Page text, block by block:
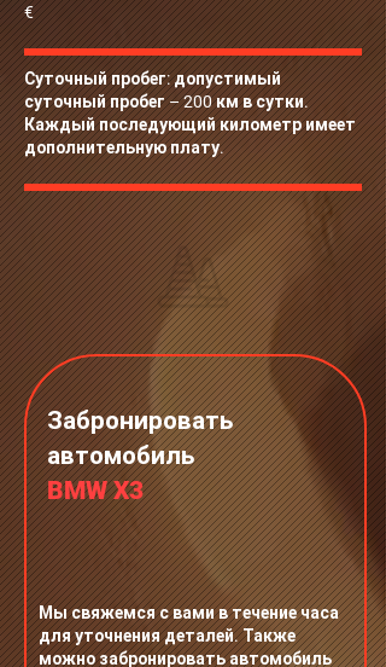
€
Суточный пробег: допустимый
суточный пробег – 200 км в сутки.
Каждый последующий километр имеет
дополнительную плату.
Забронировать
автомобиль
BMW X3
Мы свяжемся с вами в течение часа
для уточнения деталей. Также
можно забронировать автомобиль